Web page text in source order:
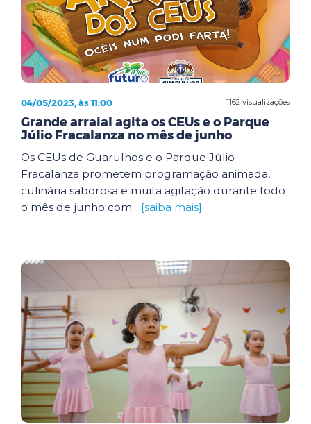
1162 visualizações
04/05/2023, às 11:00
Grande arraial agita os CEUs e o Parque
Júlio Fracalanza no mês de junho
Os CEUs de Guarulhos e o Parque Júlio
Fracalanza prometem programação animada,
culinária saborosa e muita agitação durante todo
o mês de junho com... [saiba mais]